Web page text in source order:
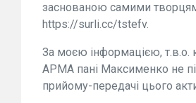
заснованою самими
https://surli.cc/tstefv.
За моєю інформацією, т.в.о.
АРМА пані Максименко не
прийому-передачі цього